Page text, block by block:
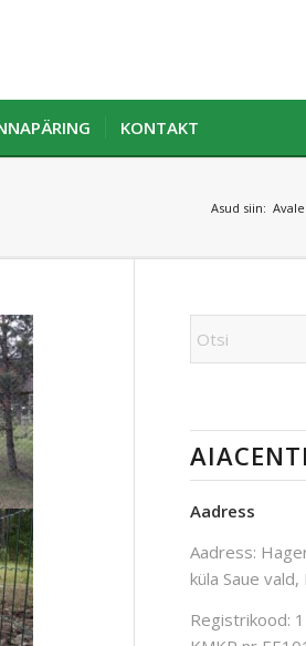
KONTAKT
Asud siin:
Aadress
Aadress:
küla Saue
Registrikood: